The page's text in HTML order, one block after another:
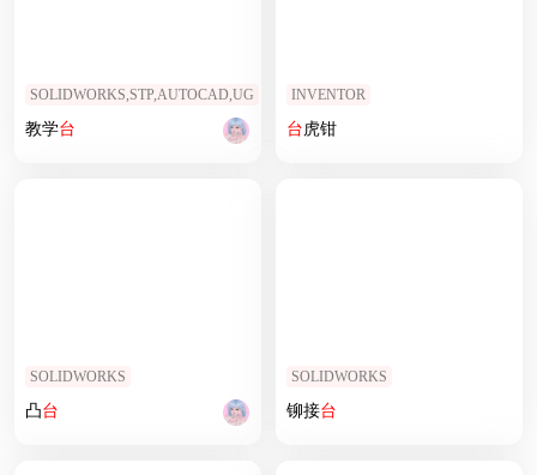
SOLIDWORKS,STP,AUTOCAD,UG
教学台
INVENTOR
台虎钳
SOLIDWORKS
凸台
SOLIDWORKS
铆接台